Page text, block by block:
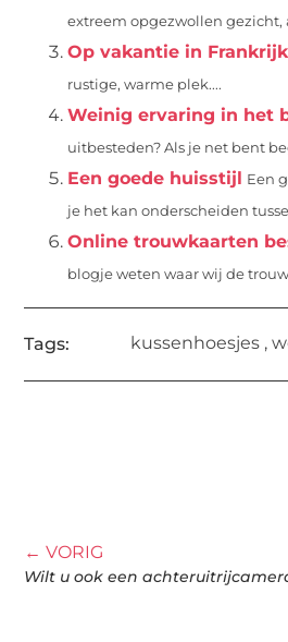
extreem opgezwollen gezicht,
Op vakantie in Frankrijk
rustige, warme plek....
Weinig ervaring in het
uitbesteden? Als je net bent
Een goede huisstijl Een
je het kan onderscheiden
Online trouwkaarten
blogje weten waar wij de
Tags: kussenhoesjes,
← VORIG
Wilt u ook een